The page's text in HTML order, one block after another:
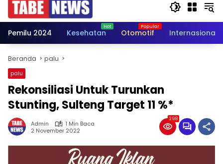
Pemilu 2024 Kesehatan Otomotif Internasional
Beranda palu
palu
Rekonsiliasi Untuk Turunkan
Stunting, Sulteng Target 11 %*
Admin
1 Min Baca
2 November 2022
298